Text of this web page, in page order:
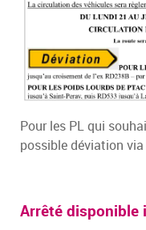
Pour les PL qui
possible déviation
Arrêté disponible